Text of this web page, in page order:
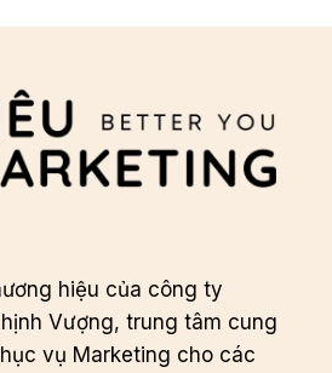
hiệu của công ty
Vượng, trung tâm cung
vụ Marketing cho các